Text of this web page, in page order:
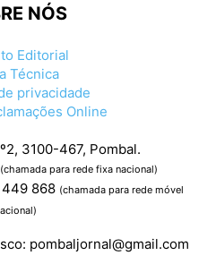
NÓS
Editorial
Técnica
privacidade
Online
3100-467, Pombal.
(chamada para rede fixa nacional)
449 868 (chamada para rede móvel
pombaljornal@gmail.com